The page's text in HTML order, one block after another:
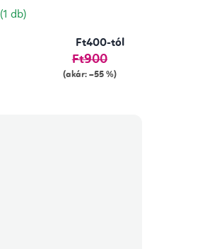
(1 db)
Ft400-tól
Ft900
(akár: –55 %)